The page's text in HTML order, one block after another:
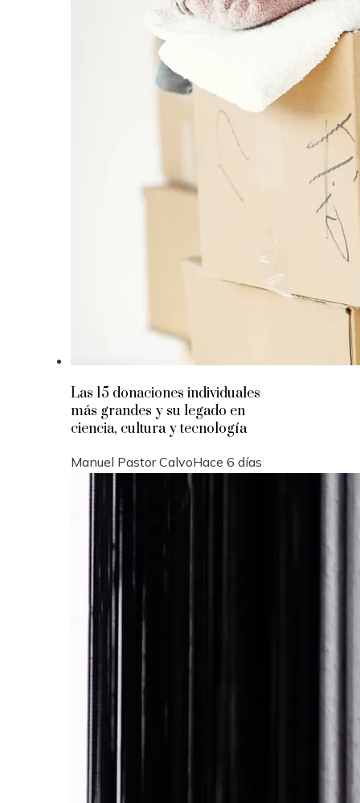
Las 15 donaciones individuales
más grandes y su legado en
ciencia, cultura y tecnología
Manuel Pastor CalvoHace 6 días